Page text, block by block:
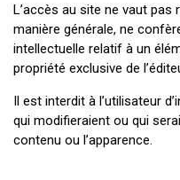
L’accès au site ne vaut pas
manière générale, ne
intellectuelle relatif à un
propriété exclusive de
Il est interdit à l’utilisateur
qui modifieraient ou qui
contenu ou l’apparence.